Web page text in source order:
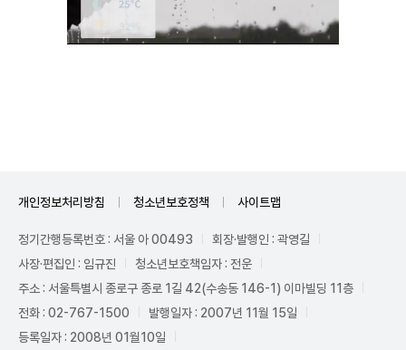
개인정보처리방침 청소년보호정책 사이트맵
정기간행등록번호 : 서울 아 00493
회장·발행인 : 곽영길
사장·편집인 : 임규진
청소년보호책임자 : 전운
주소 : 서울특별시 종로구 종로 1길 42(수송동 146-1) 이마빌딩 11층
전화 : 02-767-1500
발행일자 : 2007년 11월 15일
등록일자 : 2008년 01월10일